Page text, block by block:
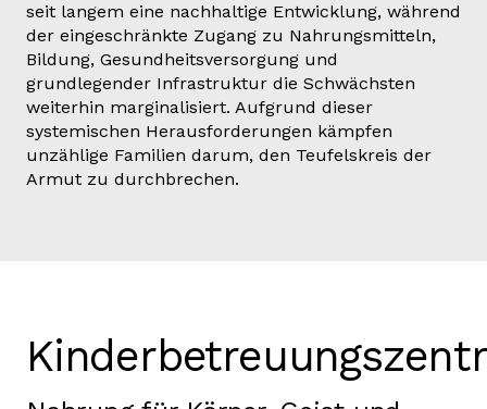
seit langem eine nachhaltige Entwicklung, während
der eingeschränkte Zugang zu Nahrungsmitteln,
Bildung, Gesundheitsversorgung und
grundlegender Infrastruktur die Schwächsten
weiterhin marginalisiert. Aufgrund dieser
systemischen Herausforderungen kämpfen
unzählige Familien darum, den Teufelskreis der
Armut zu durchbrechen.